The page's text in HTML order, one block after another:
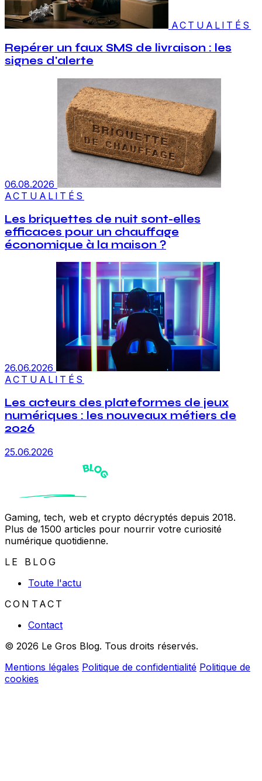
ACTUALITÉS
Repérer un faux SMS de livraison : les
signes d'alerte
06.08.2026
ACTUALITÉS
Les briquettes de nuit sont-elles
efficaces pour un chauffage
économique à la maison ?
26.06.2026
ACTUALITÉS
Les acteurs des plateformes de jeux
numériques : les nouveaux métiers de
2026
25.06.2026
Gaming, tech, web et crypto décryptés depuis 2018.
Plus de 1500 articles pour nourrir votre curiosité
numérique quotidienne.
LE BLOG
Toute l'actu
CONTACT
Contact
© 2026 Le Gros Blog. Tous droits réservés.
Mentions légales Politique de confidentialité Politique de
cookies